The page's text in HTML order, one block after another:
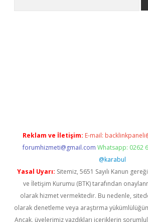
Reklam ve İletişim: E-mail:
forumhizmeti@gmail.com Whatsapp: 0262
@karabul
Yasal Uyarı: Sitemiz, 5651 Sayılı Kanun
ve İletişim Kurumu (BTK) tarafından
olarak hizmet vermektedir. Bu nedenle,
olarak denetleme veya araştırma
Ancak, üyelerimiz yazdıkları içeriklerin